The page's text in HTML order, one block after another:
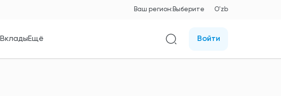
Ваш регион: Выберите O'zb
ВкладыЕщё Войти